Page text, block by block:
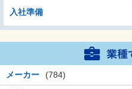
入社準備
メーカー (784)